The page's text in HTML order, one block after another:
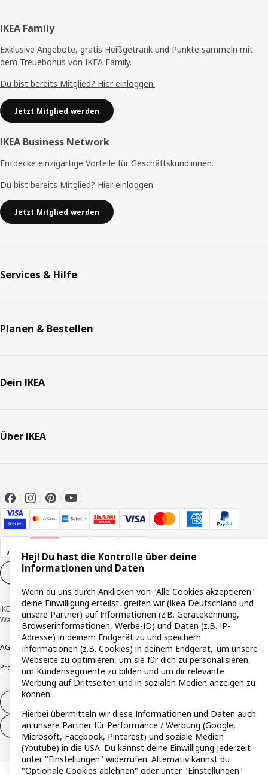
Fußzeile
IKEA Family
Exklusive Angebote, gratis Heißgetränk und Punkte sammeln mit
dem Treuebonus von IKEA Family.
Du bist bereits Mitglied? Hier einloggen.
Jetzt Mitglied werden
IKEA Business Network
Entdecke einzigartige Vorteile für Geschäftskund:innen.
Du bist bereits Mitglied? Hier einloggen.
Jetzt Mitglied werden
Services & Hilfe
Planen & Bestellen
Dein IKEA
Über IKEA
Cookie-Einstellungen
IKEA Deutschland GmbH & Co. KG - Am Wandersmann 2-4, 65719 Hofheim-
Wallau © Inter IKEA Systems B.V. 1999-2026
AGB BarrierefreiheitCookie-RichtlinieDatenschutzerklärungImpressum
ProduktrückrufeResponsible DisclosureVertrauensstelle
Vertrag widerrufen (Services & Leistungen)
Hej! Du hast die Kontrolle über deine
Informationen und Daten
Wenn du uns durch Anklicken von "Alle Cookies akzeptieren"
deine Einwilligung erteilst, greifen wir (Ikea Deutschland und
unsere Partner) auf Informationen (z.B. Gerätekennung,
Browserinformationen, Werbe-ID) und Daten (z.B. IP-
Adresse) in deinem Endgerät zu und speichern
Informationen (z.B. Cookies) in deinem Endgerät, um unsere
Webseite zu optimieren, um sie für dich zu personalisieren,
um Kundensegmente zu bilden und um dir relevante
Werbung auf Drittseiten und in sozialen Medien anzeigen zu
können.
Hierbei übermitteln wir diese Informationen und Daten auch
an unsere Partner für Performance / Werbung (Google,
Microsoft, Facebook, Pinterest) und soziale Medien
(Youtube) in die USA. Du kannst deine Einwilligung jederzeit
unter "Einstellungen" widerrufen. Alternativ kannst du
"Optionale Cookies ablehnen" oder unter "Einstellungen"